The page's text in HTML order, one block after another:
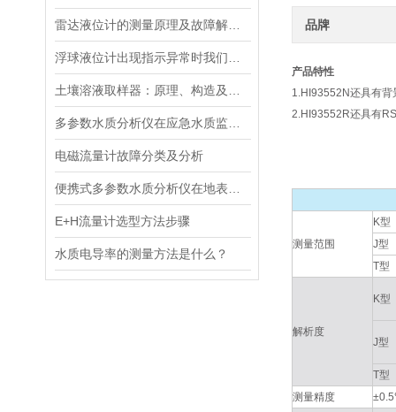
电磁流量计故障分类及分析
E+H流量计选型方法步骤
水质电导率的测量方法是什么？
品牌
产品特性
1.HI93552N还具有背
2.HI93552R还具有
测量范围
K型
J型
T型
解析度
K型
J型
T型
测量精度